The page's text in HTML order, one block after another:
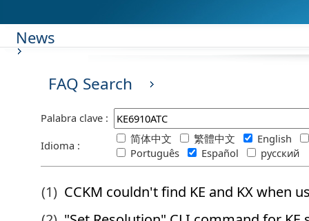
News
FAQ Search
Palabra clave :
Idioma :
简体中文 繁體中文
English
Português
Español русский